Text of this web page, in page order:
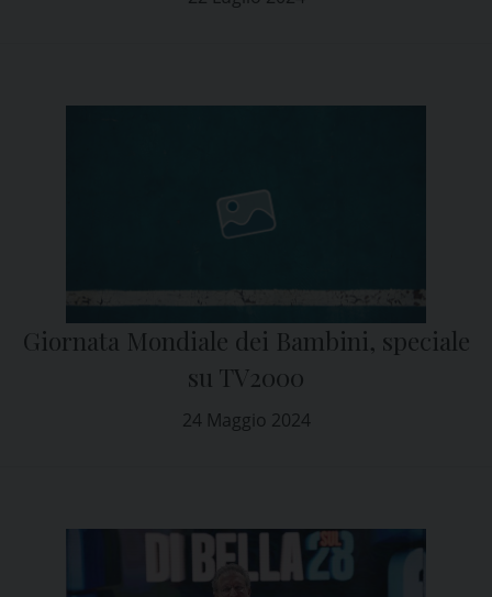
24 Maggio 2024
Giornata Mondiale dei Bambini, speciale
su TV2000